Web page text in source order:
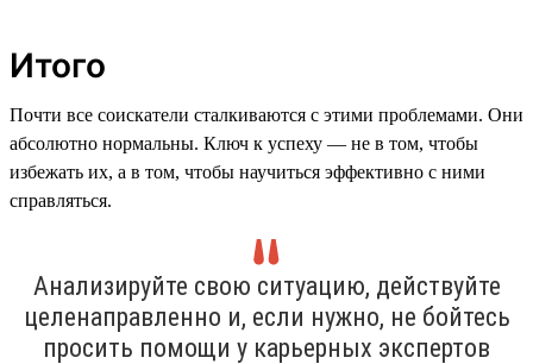
Итого
Почти все соискатели сталкиваются с этими проблемами. Они
абсолютно нормальны. Ключ к успеху — не в том, чтобы
избежать их, а в том, чтобы научиться эффективно с ними
справляться.
Анализируйте свою ситуацию, действуйте
целенаправленно и, если нужно, не бойтесь
просить помощи у карьерных экспертов